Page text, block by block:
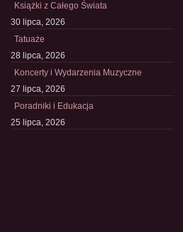
Książki z Całego Świata
30 lipca, 2026
Tatuaże
28 lipca, 2026
Koncerty i Wydarzenia Muzyczne
27 lipca, 2026
Poradniki i Edukacja
25 lipca, 2026